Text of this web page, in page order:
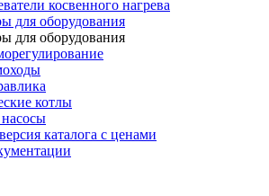
косвенного нагрева
для оборудования
для оборудования
котлы
каталога с ценами